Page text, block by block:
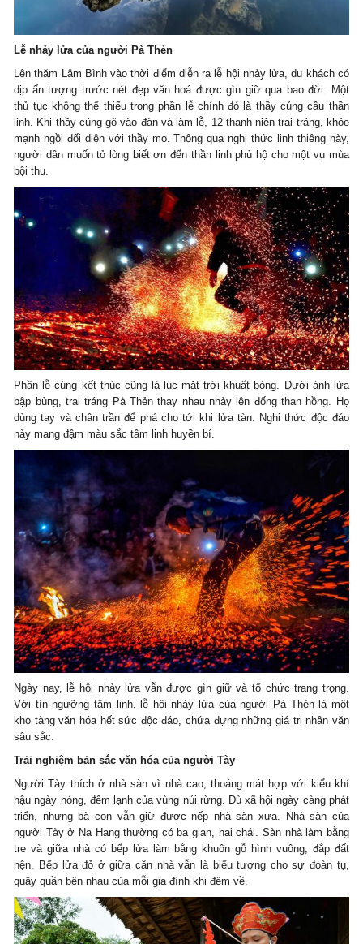
Lễ nhảy lửa của người Pà Thẻn
Lên thăm Lâm Bình vào thời điểm diễn ra lễ hội nhảy lửa, du khách có
dịp ấn tượng trước nét đẹp văn hoá được gìn giữ qua bao đời. Một
thủ tục không thể thiếu trong phần lễ chính đó là thầy cúng cầu thần
linh. Khi thầy cúng gõ vào đàn và làm lễ, 12 thanh niên trai tráng, khỏe
mạnh ngồi đối diện với thầy mo. Thông qua nghi thức linh thiêng này,
người dân muốn tỏ lòng biết ơn đến thần linh phù hộ cho một vụ mùa
bội thu.
Phần lễ cúng kết thúc cũng là lúc mặt trời khuất bóng. Dưới ánh lửa
bập bùng, trai tráng Pà Thẻn thay nhau nhảy lên đống than hồng. Họ
dùng tay và chân trần để phá cho tới khi lửa tàn. Nghi thức độc đáo
này mang đậm màu sắc tâm linh huyền bí.
Ngày nay, lễ hội nhảy lửa vẫn được gìn giữ và tổ chức trang trọng.
Với tín ngưỡng tâm linh, lễ hội nhảy lửa của người Pà Thẻn là một
kho tàng văn hóa hết sức độc đáo, chứa đựng những giá trị nhân văn
sâu sắc.
Trải nghiệm bản sắc văn hóa của người Tày
Người Tày thích ở nhà sàn vì nhà cao, thoáng mát hợp với kiểu khí
hậu ngày nóng, đêm lạnh của vùng núi rừng. Dù xã hội ngày càng phát
triển, nhưng bà con vẫn giữ được nếp nhà sàn xưa. Nhà sàn của
người Tày ở Na Hang thường có ba gian, hai chái. Sàn nhà làm bằng
tre và giữa nhà có bếp lửa làm bằng khuôn gỗ hình vuông, đắp đất
nện. Bếp lửa đỏ ở giữa căn nhà vẫn là biểu tượng cho sự đoàn tụ,
quây quần bên nhau của mỗi gia đình khi đêm về.